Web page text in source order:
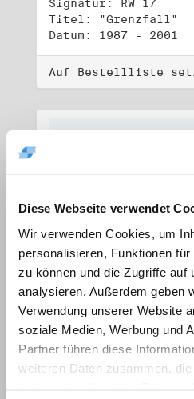
Diese Webseite verwendet
Wir verwenden Cookies, um
personalisieren, Funktionen
zu können und die Zugriffe auf
analysieren. Außerdem geben
Verwendung unserer Website
soziale Medien, Werbung und
Partner führen diese
weiteren Daten zusammen,
Signatur: RW 17
Titel: "Grenzfall"
Datum: 1987 - 2001
Auf Bestellliste
Signatur: RW 18
Titel: "Ostkreuz"
Datum: 1989